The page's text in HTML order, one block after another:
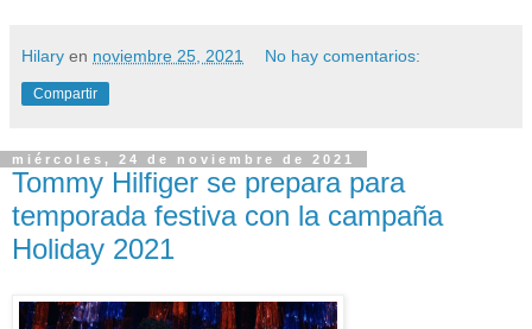
Hilary en noviembre 25, 2021 No hay comentarios:
Compartir
miércoles, 24 de noviembre de 2021
Tommy Hilfiger se prepara para
temporada festiva con la campaña
Holiday 2021